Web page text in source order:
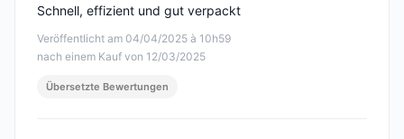
Veröffentlicht am 04/04/2025 à 10h59
nach einem Kauf von 12/03/2025
Schnell, effizient und gut verpackt
Übersetzte Bewertungen